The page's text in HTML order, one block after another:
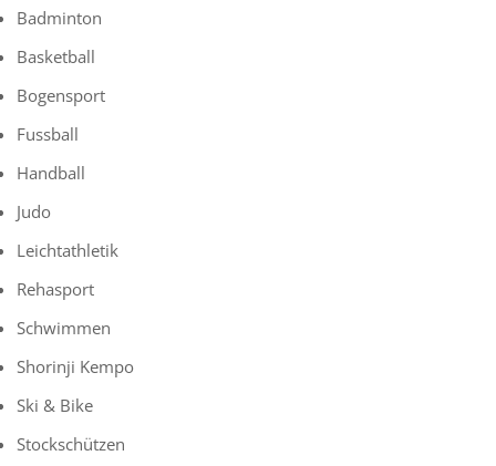
Badminton
Basketball
Bogensport
Fussball
Handball
Judo
Leichtathletik
Rehasport
Schwimmen
Shorinji Kempo
Ski & Bike
Stockschützen